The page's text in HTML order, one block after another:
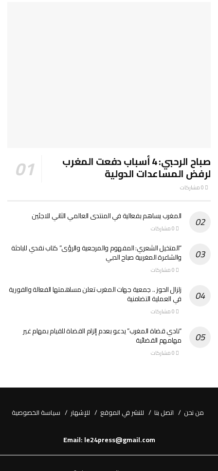
صباح الرحبي: 4 أسباب دفعت المغرب
لرفض المساعدات الدولية
المغرب يساهم بفعالية في المنتدى العالمي الثاني للاجئين
“المتخيل الشعري: المفهوم والمرجعية والرؤى” كتاب نقدي للباحثة
والشاعرة المغربية صباح الدبي
زلزال الحوز .. جمعية جهات المغرب تعلن مساهمتها الفعالة والفورية
في العملية التضامنية
“نادي قضاة المغرب” يدعو بعدم إلزام القضاة للقيام بمهام غير
مهامهم القضائية
من نحن اتصل بنا للنشر في الموقع للإشهار سياسة الخصوصية
Email: le24press@gmail.com